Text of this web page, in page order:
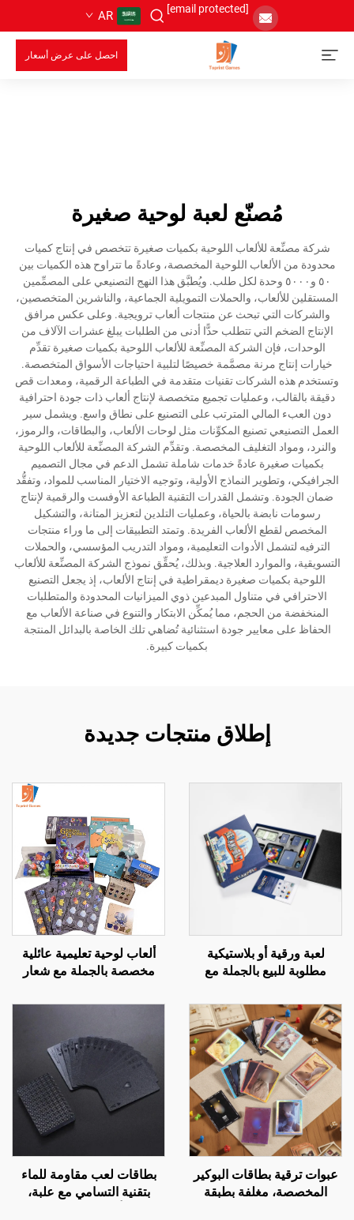
[email protected]
AR
احصل على عرض أسعار
مُصنّع لعبة لوحية صغيرة
شركة مصنِّعة للألعاب اللوحية بكميات صغيرة تتخصص في إنتاج كميات
محدودة من الألعاب اللوحية المخصصة، وعادةً ما تتراوح هذه الكميات بين
٥٠ و٥٠٠٠ وحدة لكل طلب. ويُطبَّق هذا النهج التصنيعي على المصمِّمين
المستقلين للألعاب، والحملات التمويلية الجماعية، والناشرين المتخصصين،
والشركات التي تبحث عن منتجات ألعاب ترويجية. وعلى عكس مرافق
الإنتاج الضخم التي تتطلب حدًّا أدنى من الطلبات يبلغ عشرات الآلاف من
الوحدات، فإن الشركة المصنِّعة للألعاب اللوحية بكميات صغيرة تقدِّم
خيارات إنتاج مرنة مصمَّمة خصيصًا لتلبية احتياجات الأسواق المتخصصة.
وتستخدم هذه الشركات تقنيات متقدمة في الطباعة الرقمية، ومعدات قص
دقيقة بالقالب، وعمليات تجميع متخصصة لإنتاج ألعاب ذات جودة احترافية
دون العبء المالي المترتب على التصنيع على نطاق واسع. ويشمل سير
العمل التصنيعي تصنيع المكوِّنات مثل لوحات الألعاب، والبطاقات، والرموز،
والنرد، ومواد التغليف المخصصة. وتقدِّم الشركة المصنِّعة للألعاب اللوحية
بكميات صغيرة عادةً خدمات شاملة تشمل الدعم في مجال التصميم
الجرافيكي، وتطوير النماذج الأولية، وتوجيه الاختيار المناسب للمواد، وتفقُّد
ضمان الجودة. وتشمل القدرات التقنية الطباعة الأوفست والرقمية لإنتاج
رسومات نابضة بالحياة، وعمليات التلدين لتعزيز المتانة، والتشكيل
المخصص لقطع الألعاب الفريدة. وتمتد التطبيقات إلى ما وراء منتجات
الترفيه لتشمل الأدوات التعليمية، ومواد التدريب المؤسسي، والحملات
التسويقية، والموارد العلاجية. وبذلك، يُحقِّق نموذج الشركة المصنِّعة للألعاب
اللوحية بكميات صغيرة ديمقراطية في إنتاج الألعاب، إذ يجعل التصنيع
الاحترافي في متناول المبدعين ذوي الميزانيات المحدودة والمتطلبات
المنخفضة من الحجم، مما يُمكِّن الابتكار والتنوع في صناعة الألعاب مع
الحفاظ على معايير جودة استثنائية تُضاهي تلك الخاصة بالبدائل المنتجة
بكميات كبيرة.
إطلاق منتجات جديدة
لعبة ورقية أو بلاستيكية
مطلوبة للبيع بالجملة مع
سداسي الأوجه للبالغين
ألعاب لوحية تعليمية عائلية
مخصصة بالجملة مع شعار
عبوات ترقية بطاقات البوكير
المخصصة، مغلفة بطبقة
بطاقات لعب مقاومة للماء
بتقنية التسامي مع علبة،